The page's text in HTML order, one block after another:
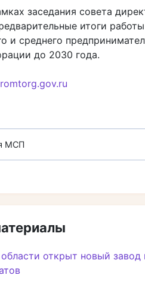
заседания совета
итоги
и среднего
до 2030 года.
МСП
открыт новый